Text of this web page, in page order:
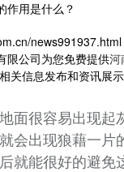
作用是什么？
news991937.html
限公司为您免费提供河
关信息发布和资讯展
面很容易出现起
会出现狼藉一片
就能很好的避免